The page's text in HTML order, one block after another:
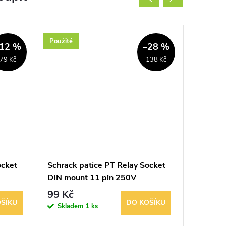
79 Kč
% Použité
138 Kč
–28 %
Schrack patice PT Relay Socket
DIN mount 11 pin 250V
YPT78703
99 Kč
Skladem 1 ks DO KOŠÍKU